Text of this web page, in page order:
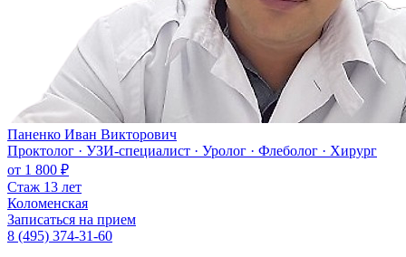
Паненко Иван Викторович
Проктолог · УЗИ-специалист · Уролог · Флеболог · Хирург
от 1 800 ₽
Стаж 13 лет
Коломенская
Записаться на прием
8 (495) 374-31-60